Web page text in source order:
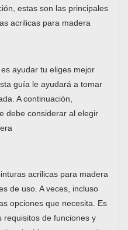
estas son las principales
acrilicas para madera
ayudar tu eliges mejor
guía le ayudará a tomar
A continuación,
debe considerar al elegir
acrilicas para madera
de uso. A veces, incluso
opciones que necesita. Es
requisitos de funciones y